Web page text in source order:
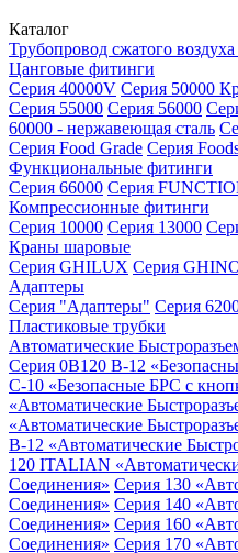
Каталог
Трубопровод сжатого
Цанговые фитинги
Серия 40000V Серия 50000
Серия 55000 Серия 56000
60000 - нержавеющая сталь
Серия Food Grade Серия
Функциональные фитинги
Серия 66000 Серия
Компрессионные фитинги
Серия 10000 Серия 13000
Краны шаровые
Серия GHILUX Серия
Адаптеры
Серия "Адаптеры" Серия
Пластиковые трубки
Автоматические
Серия 0B120 B-12
C-10 «Безопасные БРС с
«Автоматические
«Автоматические
B-12 «Автоматические
120 ITALIAN
Соединения» Серия 130
Соединения» Серия 140
Соединения» Серия 160
Соединения» Серия 170